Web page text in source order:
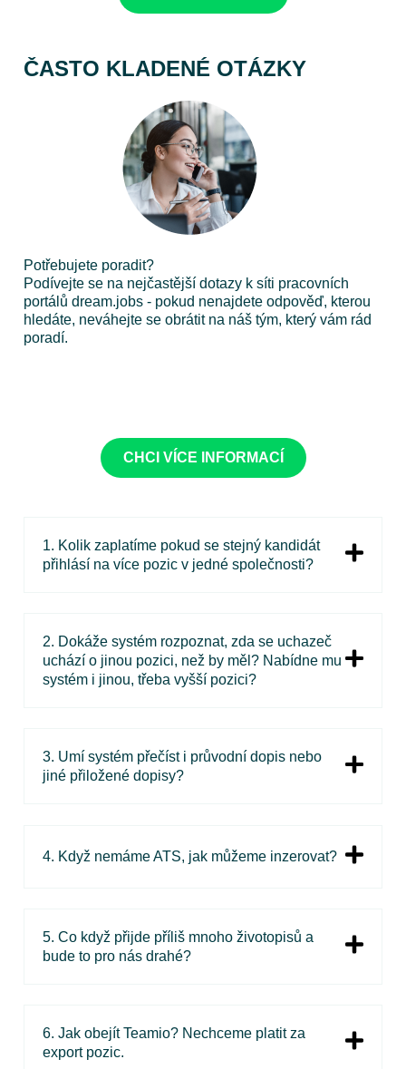
ČASTO KLADENÉ OTÁZKY
Potřebujete poradit?
Podívejte se na nejčastější dotazy k síti pracovních
portálů dream.jobs - pokud nenajdete odpověď, kterou
hledáte, neváhejte se obrátit na náš tým, který vám rád
poradí.
CHCI VÍCE INFORMACÍ
1. Kolik zaplatíme pokud se stejný kandidát
přihlásí na více pozic v jedné společnosti?
2. Dokáže systém rozpoznat, zda se uchazeč
uchází o jinou pozici, než by měl? Nabídne mu
systém i jinou, třeba vyšší pozici?
3. Umí systém přečíst i průvodní dopis nebo
jiné přiložené dopisy?
4. Když nemáme ATS, jak můžeme inzerovat?
5. Co když přijde příliš mnoho životopisů a
bude to pro nás drahé?
6. Jak obejít Teamio? Nechceme platit za
export pozic.